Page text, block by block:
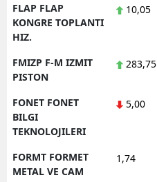
FLAP FLAP
KONGRE TOPLANTI
HIZ.
10,05
FMIZP F-M IZMIT
PISTON
283,75
FONET FONET
BILGI
TEKNOLOJILERI
5,00
FORMT FORMET
METAL VE CAM
1,74